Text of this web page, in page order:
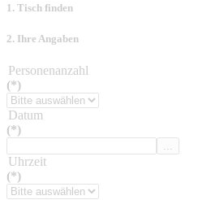
1. Tisch finden
2. Ihre Angaben
Personenanzahl
(*)
Datum
(*)
...
Uhrzeit
(*)